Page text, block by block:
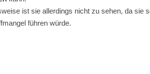
ist sie allerdings nicht zu sehen, da sie
führen würde.